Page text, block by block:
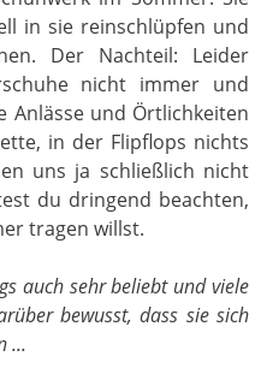
in sie reinschlüpfen und
Der Nachteil: Leider
nicht immer und
Anlässe und Örtlichkeiten
in der Flipflops nichts
uns ja schließlich nicht
du dringend beachten,
tragen willst.
auch sehr beliebt und viele
bewusst, dass sie sich
...